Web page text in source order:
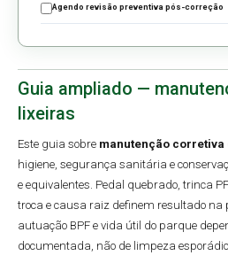
Agendo revisão preventiva pós-correção
Guia ampliado —
lixeiras
Este guia sobre manutenção corretiva
higiene, segurança sanitária e
e equivalentes. Pedal quebrado, trinca
troca e causa raiz definem resultado na
autuação BPF e vida útil do parque
documentada, não de limpeza